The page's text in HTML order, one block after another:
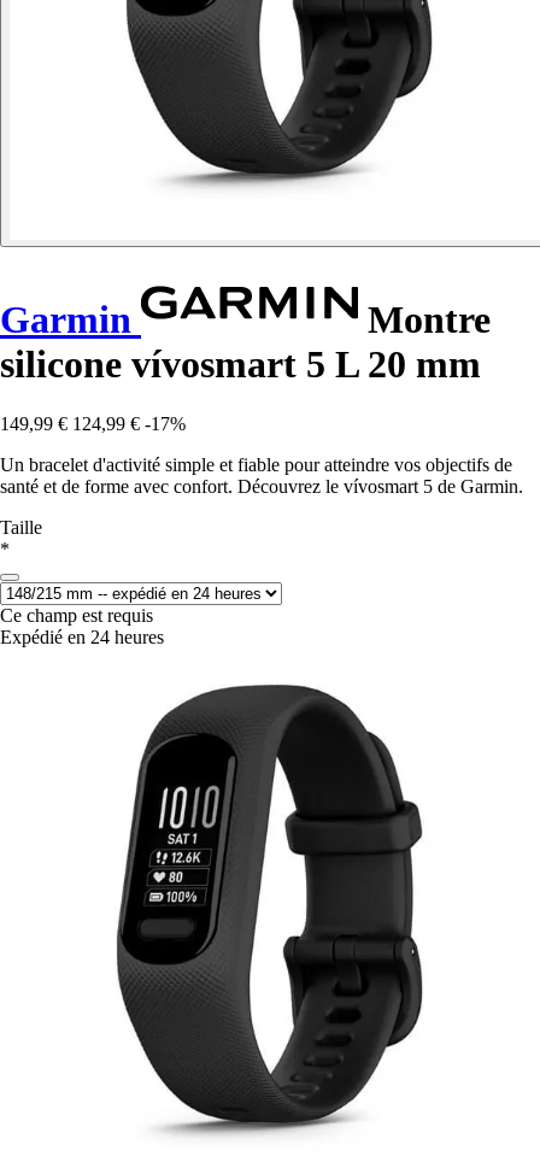
Garmin
Montre
silicone vívosmart 5 L 20 mm
149,99 € 124,99 € -17%
Un bracelet d'activité simple et fiable pour atteindre vos objectifs de
santé et de forme avec confort. Découvrez le vívosmart 5 de Garmin.
Taille
*
Ce champ est requis
Expédié en 24 heures